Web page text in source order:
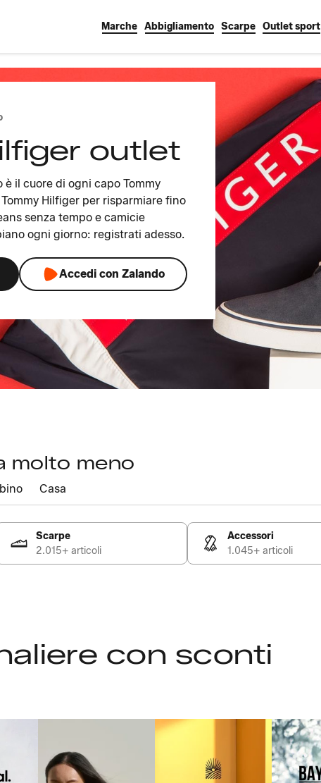
Marche Abbigliamento Scarpe Outlet sport
outlet
il cuore di ogni capo Tommy
Hilfiger per risparmiare fino
senza tempo e camicie
ogni giorno: registrati adesso.
Accedi con Zalando
molto meno
Casa
Scarpe
2.015+ articoli
Accessori
1.045+ articoli
con sconti